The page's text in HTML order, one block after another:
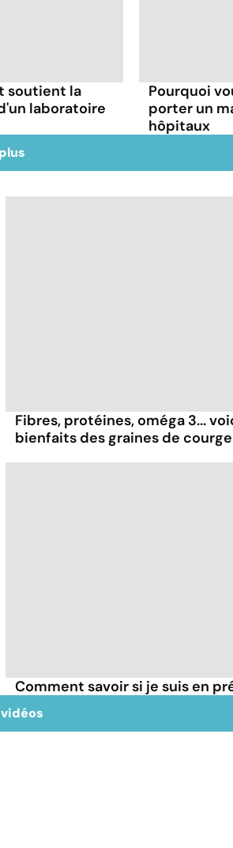
soutient la
laboratoire
Pourquoi
porter un
hôpitaux
Fibres, protéines, oméga 3...
bienfaits des graines de courge
Comment savoir si je suis en